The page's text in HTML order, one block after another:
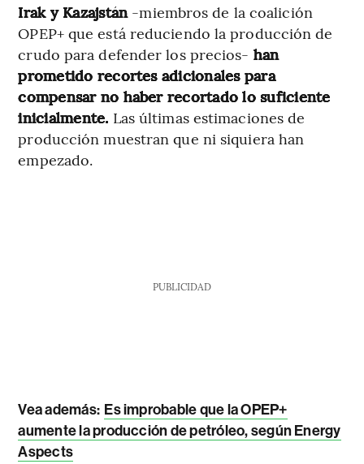
Irak y Kazajstán-miembros de la coalición
OPEP+ que está reduciendo la producción de
crudo para defender los precios- han
prometido recortes adicionales para
compensar no haber recortado lo suficiente
inicialmente. Las últimas estimaciones de
producción muestran que ni siquiera han
empezado.
PUBLICIDAD
Vea además: Es improbable que la OPEP+
aumente la producción de petróleo, según Energy
Aspects